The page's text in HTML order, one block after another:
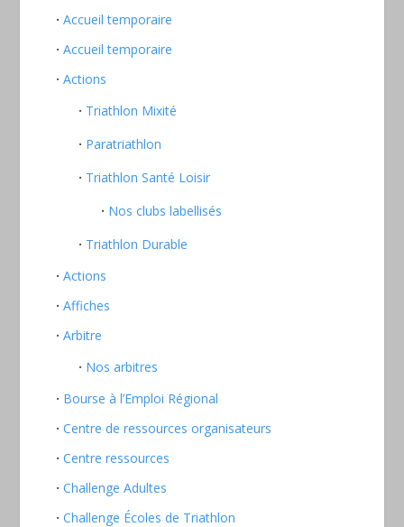
Accueil temporaire
Accueil temporaire
Actions
Triathlon Mixité
Paratriathlon
Triathlon Santé Loisir
Nos clubs labellisés
Triathlon Durable
Actions
Affiches
Arbitre
Nos arbitres
Bourse à l’Emploi Régional
Centre de ressources organisateurs
Centre ressources
Challenge Adultes
Challenge Écoles de Triathlon